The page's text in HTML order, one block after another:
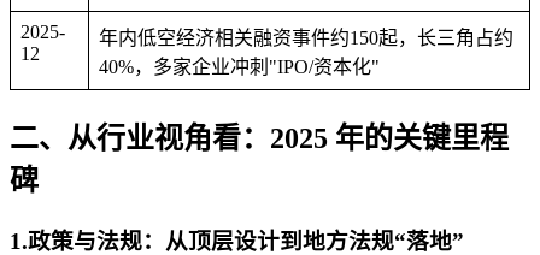
2025-
12
年内低空经济相关融资事件约150起，长三角占约
40%，多家企业冲刺"IPO/资本化"
二、从行业视角看：2025 年的关键里程
碑
1.政策与法规：从顶层设计到地方法规“落地”